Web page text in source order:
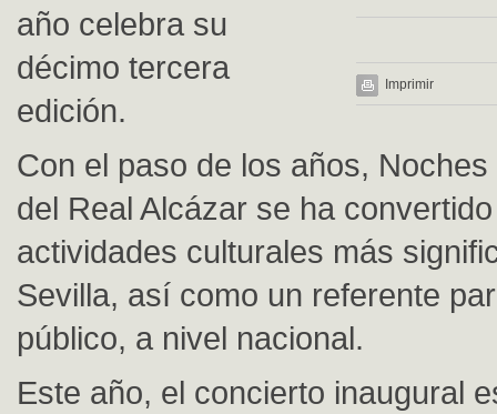
Imprimir
año celebra su
décimo tercera
edición.
Con el paso de los años,
del Real Alcázar se ha
actividades culturales más
Sevilla, así como un referente
público, a nivel nacional.
Este año, el concierto inaugural